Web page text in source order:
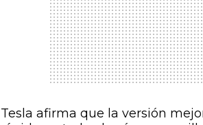
Tesla afirma que la versión